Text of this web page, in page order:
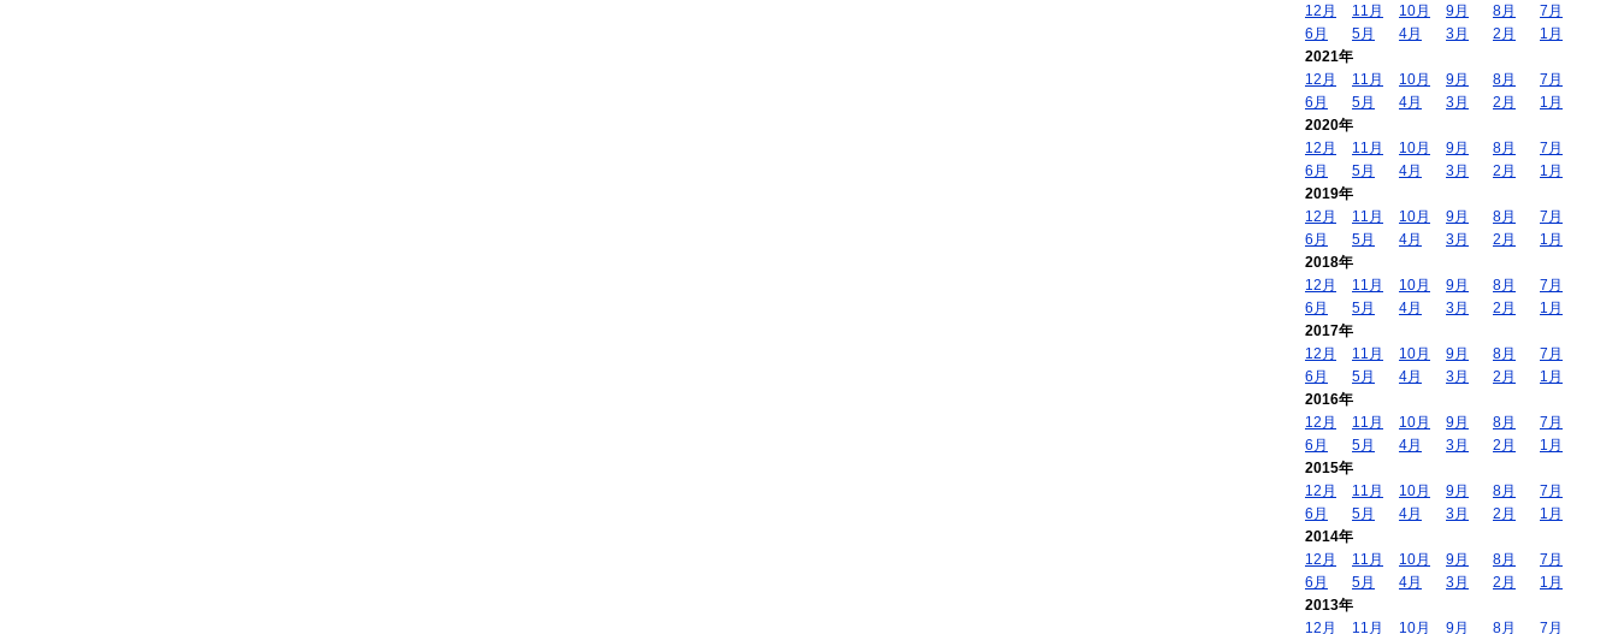
12月
11月 10月 9月 8月
7月
6月
5月 4月 3月 2月
1月
2021年
12月
11月 10月 9月 8月
7月
6月
5月 4月 3月 2月
1月
2020年
12月
11月 10月 9月 8月
7月
6月
5月 4月 3月 2月
1月
2019年
12月
11月 10月 9月 8月
7月
6月
5月 4月 3月 2月
1月
2018年
12月
11月 10月 9月 8月
7月
6月
5月 4月 3月 2月
1月
2017年
12月
11月 10月 9月 8月
7月
6月
5月 4月 3月 2月
1月
2016年
12月
11月 10月 9月 8月
7月
6月
5月 4月 3月 2月
1月
2015年
12月
11月 10月 9月 8月
7月
6月
5月 4月 3月 2月
1月
2014年
12月
11月 10月 9月 8月
7月
6月
5月 4月 3月 2月
1月
2013年
12月
11月 10月 9月 8月 7月